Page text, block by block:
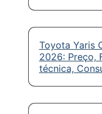
Toyota Yaris
2026: Preço,
técnica,